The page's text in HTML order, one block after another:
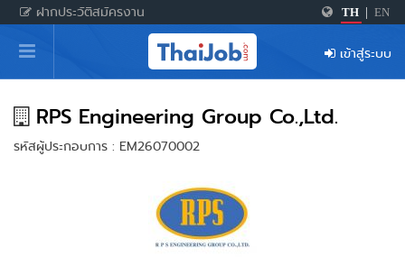
ฝากประวัติสมัครงาน TH EN
หน้าหลัก
ผู้สมัครงาน: เข้าสู่ระบบ
ฝากประวัติสมัครงาน
เกร็ดความรู้
สำหรับผู้ประกอบการ
เข้าสู่ระบบ
RPS Engineering Group Co.,Ltd.
รหัสผู้ประกอบการ : EM26070002